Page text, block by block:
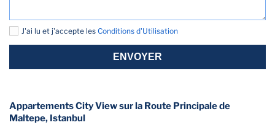
J'ai lu et j'accepte les Conditions d'Utilisation
ENVOYER
Appartements City View sur la Route Principale de
Maltepe, Istanbul